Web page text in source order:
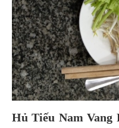
Hủ Tiếu Nam Vang